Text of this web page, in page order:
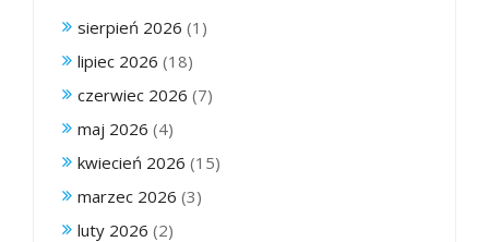
sierpień 2026 (1)
lipiec 2026 (18)
czerwiec 2026 (7)
maj 2026 (4)
kwiecień 2026 (15)
marzec 2026 (3)
luty 2026 (2)